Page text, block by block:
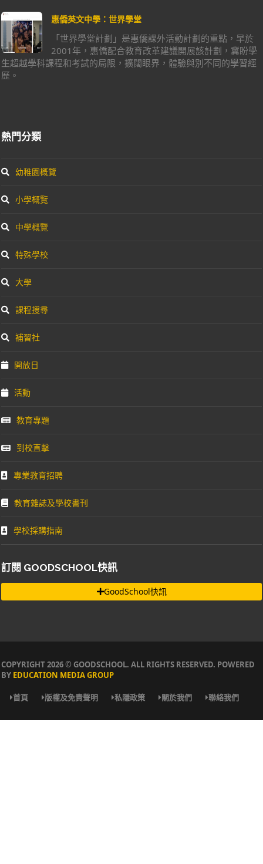
惠僑英文中學：世界學堂
「世界學堂計劃」是惠僑課外活動計劃的重點，早於
2001年，惠僑配合教育改革建議開展該計劃，冀盼學
生超越學科課程和考試的局限，擴闊眼界，體驗與別不同的學習經
歷。
熱門分類
幼稚園概覽
小學概覽
中學概覽
特殊學校
大學
課程搜尋
補習社
開放日
活動
教育專題
到校直擊
專業教育招聘
教育雜誌及學校書刊
學校採購指南
訂閱 GOODSCHOOL快訊
GoodSchool快訊
COPYRIGHT 2026 © GOODSCHOOL. ALL RIGHTS RESERVED. POWERED
BY EDUCATION MEDIA GROUP
首頁 版權及免責聲明 私隱政策 關於我們 聯絡我們